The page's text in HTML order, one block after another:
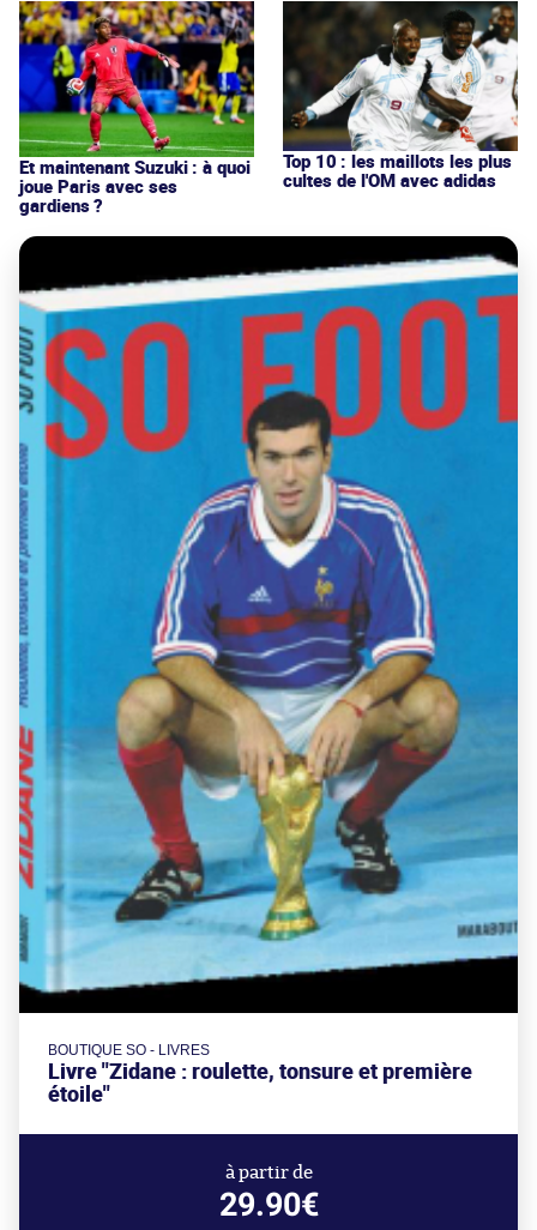
Et maintenant Suzuki : à quoi
joue Paris avec ses
gardiens ?
Top 10 : les maillots les plus
cultes de l'OM avec adidas
BOUTIQUE SO - LIVRES
Livre "Zidane : roulette, tonsure et première
étoile"
à partir de
29.90€